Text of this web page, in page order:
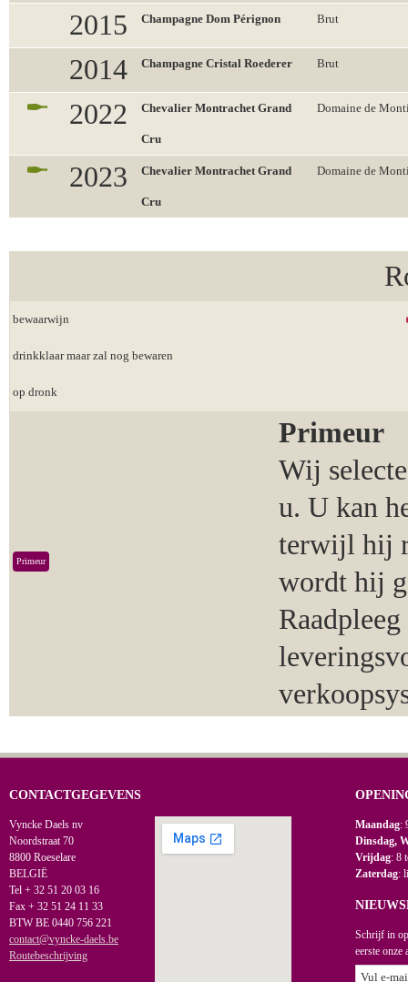
2015 Champagne Dom Pérignon Brut
2014 Champagne Cristal Roederer Brut
2022 Chevalier Montrachet Grand
Cru
Domaine de
2023 Chevalier Montrachet Grand
Cru
Domaine de
bewaarwijn
drinkklaar maar zal nog bewaren
op dronk
Primeur
Primeur
Wij
u. U kan
terwijl hij
wordt hij
CONTACTGEGEVENS
Vyncke Daels nv
Noordstraat 70
8800 Roeselare
BELGIË
Tel + 32 51 20 03 16
Fax + 32 51 24 11 33
BTW BE 0440 756 221
contact@vyncke-daels.be
Routebeschrijving
Maandag:
Dinsdag,
Vrijdag: 8
Zaterdag:
Schrijf in
eerste onze